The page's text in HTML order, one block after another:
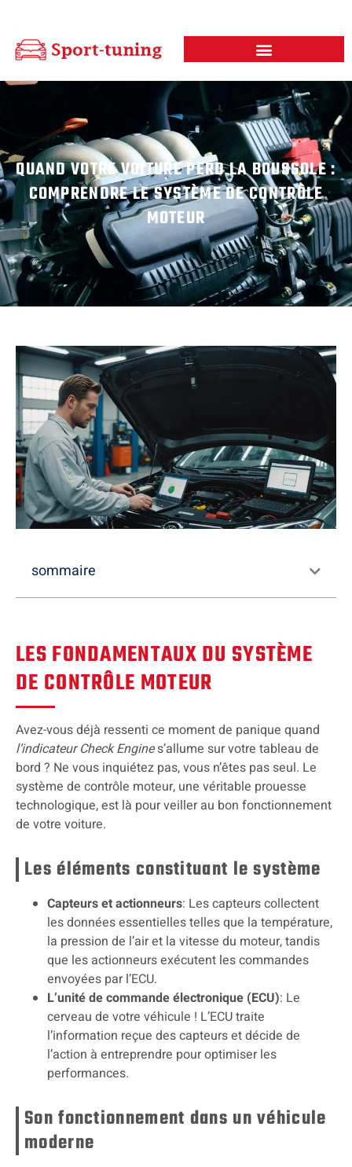
QUAND VOTRE VOITURE PERD LA BOUSSOLE :
COMPRENDRE LE SYSTÈME DE CONTRÔLE
MOTEUR
sommaire
LES FONDAMENTAUX DU SYSTÈME
DE CONTRÔLE MOTEUR
Avez-vous déjà ressenti ce moment de panique quand
l’indicateur Check Engines’allume sur votre tableau de
bord ? Ne vous inquiétez pas, vous n’êtes pas seul. Le
système de contrôle moteur, une véritable prouesse
technologique, est là pour veiller au bon fonctionnement
de votre voiture.
Les éléments constituant le système
Capteurs et actionneurs: Les capteurs collectent
les données essentielles telles que la température,
la pression de l’air et la vitesse du moteur, tandis
que les actionneurs exécutent les commandes
envoyées par l’ECU.
L’unité de commande électronique (ECU): Le
cerveau de votre véhicule ! L’ECU traite
l’information reçue des capteurs et décide de
l’action à entreprendre pour optimiser les
performances.
Son fonctionnement dans un véhicule
moderne